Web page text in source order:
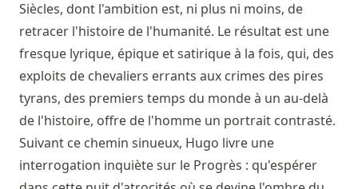
Siècles, dont l'ambition est, ni plus ni moins, de
retracer l'histoire de l'humanité. Le résultat est une
fresque lyrique, épique et satirique à la fois, qui, des
exploits de chevaliers errants aux crimes des pires
tyrans, des premiers temps du monde à un au-delà
de l'histoire, offre de l'homme un portrait contrasté.
Suivant ce chemin sinueux, Hugo livre une
interrogation inquiète sur le Progrès : qu'espérer